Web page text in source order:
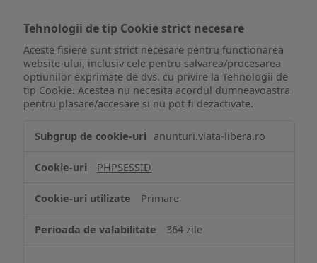
Tehnologii de tip Cookie strict necesare
Aceste fisiere sunt strict necesare pentru functionarea
website-ului, inclusiv cele pentru salvarea/procesarea
optiunilor exprimate de dvs. cu privire la Tehnologii de
tip Cookie. Acestea nu necesita acordul dumneavoastra
pentru plasare/accesare si nu pot fi dezactivate.
de
Cookie
necesare
anunturi.viata-libera.ro
PHPSESSID
Primare
364 zile